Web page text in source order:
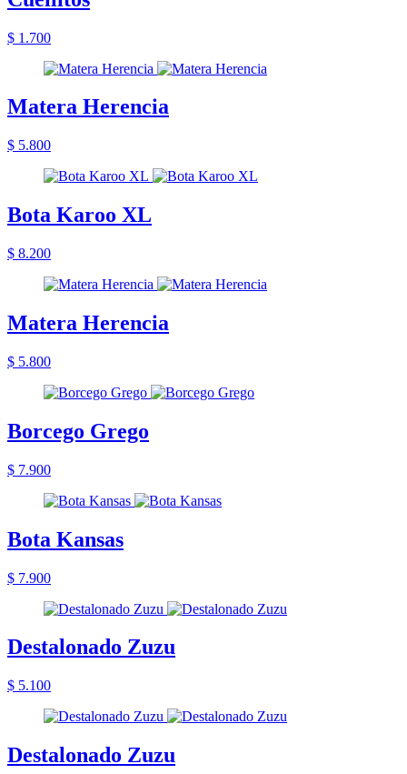
$ 1.700
Matera Herencia
$ 5.800
Bota Karoo XL
$ 8.200
Matera Herencia
$ 5.800
Borcego Grego
$ 7.900
Bota Kansas
$ 7.900
Destalonado Zuzu
$ 5.100
Destalonado Zuzu